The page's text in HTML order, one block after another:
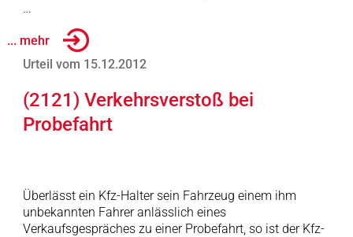
…
... mehr
Urteil vom 15.12.2012
(2121) Verkehrsverstoß bei
Probefahrt
Überlässt ein Kfz-Halter sein Fahrzeug einem ihm
unbekannten Fahrer anlässlich eines
Verkaufsgespräches zu einer Probefahrt, so ist der Kfz-